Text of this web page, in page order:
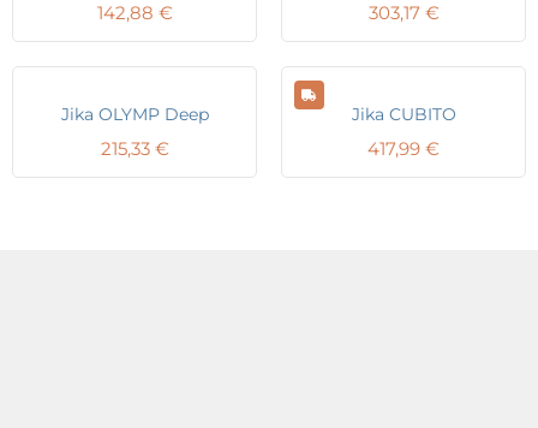
142,88 € 303,17 €
Jika OLYMP Deep
215,33 €
Jika CUBITO
417,99 €